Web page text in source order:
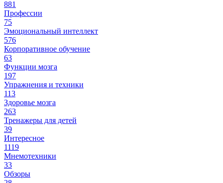
881
Профессии
75
Эмоциональный интеллект
576
Корпоративное обучение
63
Функции мозга
197
Упражнения и техники
113
Здоровье мозга
263
Тренажеры для детей
39
Интересное
1119
Мнемотехники
33
Обзоры